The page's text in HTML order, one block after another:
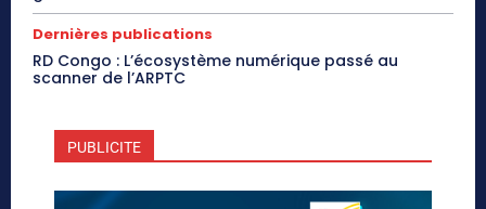
Dernières publications
RD Congo : L’écosystème numérique passé au
scanner de l’ARPTC
PUBLICITE